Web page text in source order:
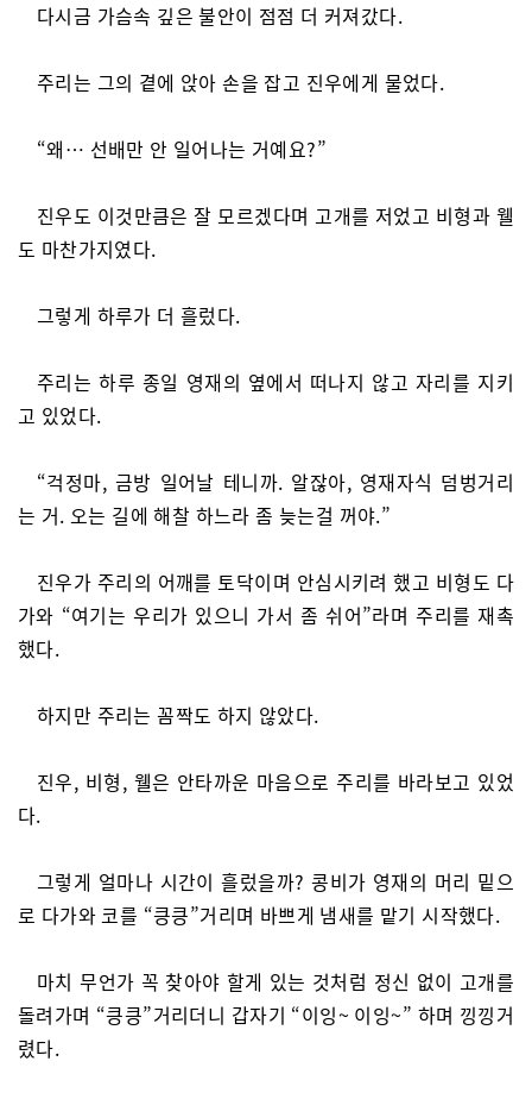
다시금 가슴속 깊은 불안이 점점 더 커져갔다.
주리는 그의 곁에 앉아 손을 잡고 진우에게 물었다.
“왜… 선배만 안 일어나는 거예요?”
진우도 이것만큼은 잘 모르겠다며 고개를 저었고 비형과 웰
도 마찬가지였다.
그렇게 하루가 더 흘렀다.
주리는 하루 종일 영재의 옆에서 떠나지 않고 자리를 지키
고 있었다.
“걱정마, 금방 일어날 테니까. 알잖아, 영재자식 덤벙거리
는 거. 오는 길에 해찰 하느라 좀 늦는걸 꺼야.”
진우가 주리의 어깨를 토닥이며 안심시키려 했고 비형도 다
가와 “여기는 우리가 있으니 가서 좀 쉬어”라며 주리를 재촉
했다.
하지만 주리는 꼼짝도 하지 않았다.
진우, 비형, 웰은 안타까운 마음으로 주리를 바라보고 있었
다.
그렇게 얼마나 시간이 흘렀을까? 콩비가 영재의 머리 밑으
로 다가와 코를 “킁킁”거리며 바쁘게 냄새를 맡기 시작했다.
마치 무언가 꼭 찾아야 할게 있는 것처럼 정신 없이 고개를
돌려가며 “킁킁”거리더니 갑자기 “이잉~ 이잉~” 하며 낑낑거
렸다.